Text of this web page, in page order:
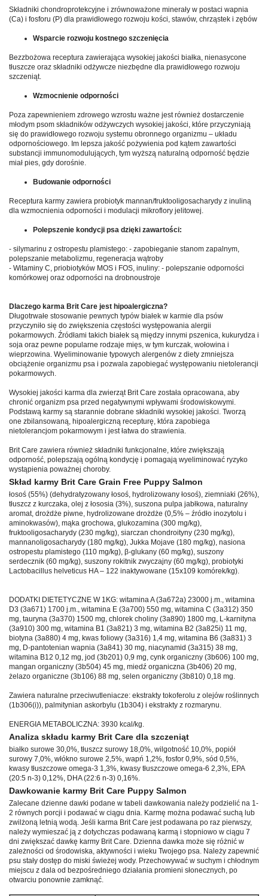
Składniki chondroprotekcyjne i zrównoważone minerały w postaci wapnia
(Ca) i fosforu (P) dla prawidłowego rozwoju kości, stawów, chrząstek i zębów
Wsparcie rozwoju kostnego szczenięcia
Bezzbożowa receptura zawierająca wysokiej jakości białka, nienasycone
tłuszcze oraz składniki odżywcze niezbędne dla prawidłowego rozwoju
szczeniąt.
Wzmocnienie odporności
Poza zapewnieniem zdrowego wzrostu ważne jest również dostarczenie
młodym psom składników odżywczych wysokiej jakości, które przyczyniają
się do prawidłowego rozwoju systemu obronnego organizmu – układu
odpornościowego. Im lepsza jakość pożywienia pod kątem zawartości
substancji immunomodulujących, tym wyższą naturalną odporność będzie
miał pies, gdy dorośnie.
Budowanie odporności
Receptura karmy zawiera probiotyk mannan/fruktooligosacharydy z inuliną
dla wzmocnienia odporności i modulacji mikroflory jelitowej.
Polepszenie kondycji psa dzięki zawartości:
- silymarinu z ostropestu plamistego: - zapobieganie stanom zapalnym,
polepszanie metabolizmu, regeneracja wątroby
- Witaminy C, priobiotyków MOS i FOS, inuliny: - polepszanie odporności
komórkowej oraz odporności na drobnoustroje
Dlaczego karma Brit Care jest hipoalergiczna?
Długotrwałe stosowanie pewnych typów białek w karmie dla psów
przyczyniło się do zwiększenia częstości występowania alergii
pokarmowych. Źródłami takich białek są między innymi pszenica, kukurydza i
soja oraz pewne popularne rodzaje mięs, w tym kurczak, wołowina i
wieprzowina. Wyeliminowanie typowych alergenów z diety zmniejsza
obciążenie organizmu psa i pozwala zapobiegać występowaniu nietolerancji
pokarmowych.
Wysokiej jakości karma dla zwierząt Brit Care została opracowana, aby
chronić organizm psa przed negatywnymi wpływami środowiskowymi.
Podstawą karmy są starannie dobrane składniki wysokiej jakości. Tworzą
one zbilansowaną, hipoalergiczną recepturę, która zapobiega
nietolerancjom pokarmowym i jest łatwa do strawienia.
Brit Care zawiera również składniki funkcjonalne, które zwiększają
odporność, polepszają ogólną kondycję i pomagają wyeliminować ryzyko
wystąpienia poważnej choroby.
Skład karmy Brit Care Grain Free Puppy Salmon
łosoś (55%) (dehydratyzowany łosoś, hydrolizowany łosoś), ziemniaki (26%),
tłuszcz z kurczaka, olej z łososia (3%), suszona pulpa jabłkowa, naturalny
aromat, drożdże piwne, hydrolizowane drożdże (0,5% – źródło inozytolu i
aminokwasów), mąka grochowa, glukozamina (300 mg/kg),
fruktooligosacharydy (230 mg/kg), siarczan chondroityny (230 mg/kg),
mannanoligosacharydy (180 mg/kg), Jukka Mojave (180 mg/kg), nasiona
ostropestu plamistego (110 mg/kg), β-glukany (60 mg/kg), suszony
serdecznik (60 mg/kg), suszony rokitnik zwyczajny (60 mg/kg), probiotyki
Lactobacillus helveticus HA – 122 inaktywowane (15x109 komórek/kg).
DODATKI DIETETYCZNE W 1KG: witamina A (3a672a) 23000 j.m., witamina
D3 (3a671) 1700 j.m., witamina E (3a700) 550 mg, witamina C (3a312) 350
mg, tauryna (3a370) 1500 mg, chlorek choliny (3a890) 1800 mg, L-karnityna
(3a910) 300 mg, witamina B1 (3a821) 3 mg, witamina B2 (3a825i) 11 mg,
biotyna (3a880) 4 mg, kwas foliowy (3a316) 1,4 mg, witamina B6 (3a831) 3
mg, D-pantotenian wapnia (3a841) 30 mg, niacynamid (3a315) 38 mg,
witamina B12 0,12 mg, jod (3b201) 0,9 mg, cynk organiczny (3b606) 100 mg,
mangan organiczny (3b504) 45 mg, miedź organiczna (3b406) 20 mg,
żelazo organiczne (3b106) 88 mg, selen organiczny (3b810) 0,18 mg.
Zawiera naturalne przeciwutleniacze: ekstrakty tokoferolu z olejów roślinnych
(1b306(i)), palmitynian askorbylu (1b304) i ekstrakty z rozmarynu.
ENERGIA METABOLICZNA: 3930 kcal/kg.
Analiza składu karmy Brit Care dla szczeniąt
białko surowe 30,0%, tłuszcz surowy 18,0%, wilgotność 10,0%, popiół
surowy 7,0%, włókno surowe 2,5%, wapń 1,2%, fosfor 0,9%, sód 0,5%,
kwasy tłuszczowe omega-3 1,3%, kwasy tłuszczowe omega-6 2,3%, EPA
(20:5 n-3) 0,12%, DHA (22:6 n-3) 0,16%.
Dawkowanie karmy Brit Care Puppy Salmon
Zalecane dzienne dawki podane w tabeli dawkowania należy podzielić na 1-
2 równych porcji i podawać w ciągu dnia. Karmę można podawać suchą lub
zwilżoną letnią wodą. Jeśli karma Brit Care jest podawana po raz pierwszy,
należy wymieszać ją z dotychczas podawaną karmą i stopniowo w ciągu 7
dni zwiększać dawkę karmy Brit Care. Dzienna dawka może się różnić w
zależności od środowiska, aktywności i wieku Twojego psa. Należy zapewnić
psu stały dostęp do miski świeżej wody. Przechowywać w suchym i chłodnym
miejscu z dala od bezpośredniego działania promieni słonecznych, po
otwarciu ponownie zamknąć.